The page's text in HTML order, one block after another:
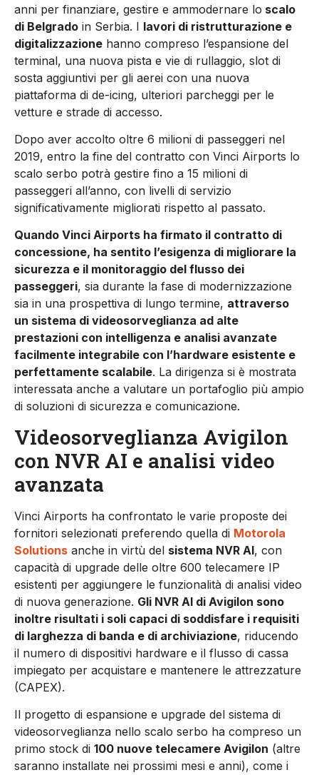
anni per finanziare, gestire e ammodernare lo scalo
di Belgrado in Serbia. I lavori di ristrutturazione e
digitalizzazione hanno compreso l’espansione del
terminal, una nuova pista e vie di rullaggio, slot di
sosta aggiuntivi per gli aerei con una nuova
piattaforma di de-icing, ulteriori parcheggi per le
vetture e strade di accesso.
Dopo aver accolto oltre 6 milioni di passeggeri nel
2019, entro la fine del contratto con Vinci Airports lo
scalo serbo potrà gestire fino a 15 milioni di
passeggeri all’anno, con livelli di servizio
significativamente migliorati rispetto al passato.
Quando Vinci Airports ha firmato il contratto di
concessione, ha sentito l’esigenza di migliorare la
sicurezza e il monitoraggio del flusso dei
passeggeri, sia durante la fase di modernizzazione
sia in una prospettiva di lungo termine, attraverso
un sistema di videosorveglianza ad alte
prestazioni con intelligenza e analisi avanzate
facilmente integrabile con l’hardware esistente e
perfettamente scalabile. La dirigenza si è mostrata
interessata anche a valutare un portafoglio più ampio
di soluzioni di sicurezza e comunicazione.
Videosorveglianza Avigilon
con NVR AI e analisi video
avanzata
Vinci Airports ha confrontato le varie proposte dei
fornitori selezionati preferendo quella di Motorola
Solutions anche in virtù del sistema NVR AI, con
capacità di upgrade delle oltre 600 telecamere IP
esistenti per aggiungere le funzionalità di analisi video
di nuova generazione. Gli NVR AI di Avigilon sono
inoltre risultati i soli capaci di soddisfare i requisiti
di larghezza di banda e di archiviazione, riducendo
il numero di dispositivi hardware e il flusso di cassa
impiegato per acquistare e mantenere le attrezzature
(CAPEX).
Il progetto di espansione e upgrade del sistema di
videosorveglianza nello scalo serbo ha compreso un
primo stock di 100 nuove telecamere Avigilon (altre
saranno installate nei prossimi mesi e anni), come i